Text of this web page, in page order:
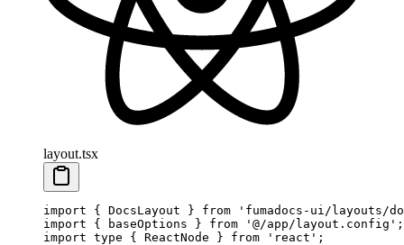
layout.tsx
import { DocsLayout } from 'fumadocs-ui/layouts/
import { baseOptions } from '@/app/layout.config' ;
import type { ReactNode } from 'react' ;